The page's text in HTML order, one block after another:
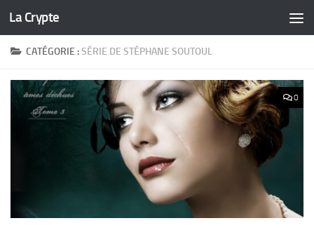
Skip to content
La Crypte
CATÉGORIE :SÉRIE DE STÉPHANE SOUTOUL
0